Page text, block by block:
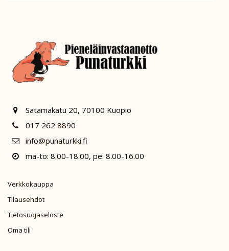
Satamakatu 20, 70100 Kuopio
017 262 8890
info@punaturkki.fi
ma-to: 8.00-18.00, pe: 8.00-16.00
Verkkokauppa
Tilausehdot
Tietosuojaseloste
Oma tili